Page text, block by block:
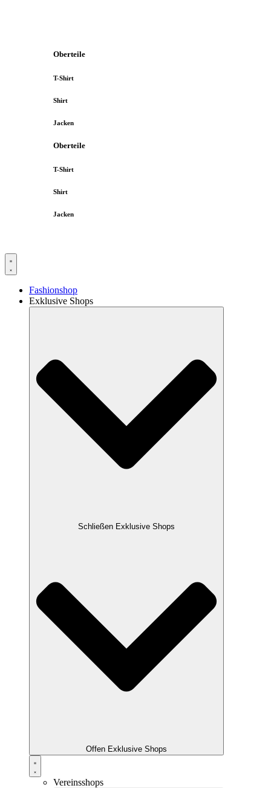
Oberteile
T-Shirt
Shirt
Jacken
Oberteile
T-Shirt
Shirt
Jacken
Fashionshop
Exklusive Shops
Schließen Exklusive Shops
Offen Exklusive Shops
Vereinsshops